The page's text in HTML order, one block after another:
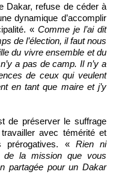
dynamique d’accomplir
« Comme je l’ai dit
de l’élection, il faut nous
du vivre ensemble et du
a pas de camp. Il n’y a
de ceux qui veulent
en tant que maire et j’y
de préserver le suffrage
avec témérité et
prérogatives. « Rien ni
de la mission que vous
partagée pour un Dakar